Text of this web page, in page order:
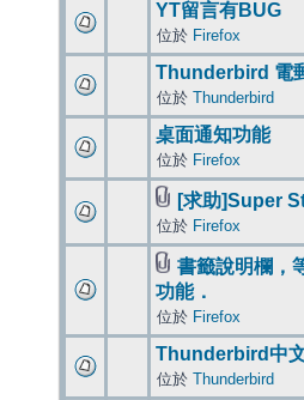
YT留言有BUG
位於 Firefox
Thunderbird 電
位於 Thunderbird
桌面通知功能
位於 Firefox
[求助]Super
位於 Firefox
書籤說明欄，
功能．
位於 Firefox
Thunderbird中
位於 Thunderbird